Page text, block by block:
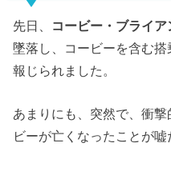
先日、 コービー・ブライア
墜落し、コービーを含む
報じられました。
あまりにも、突然で、衝
ビーが亡くなったことが嘘